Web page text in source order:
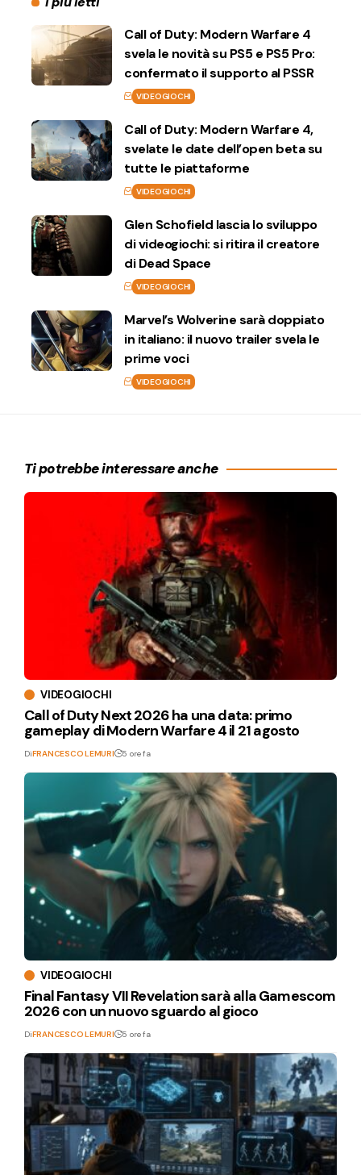
Call of Duty: Modern Warfare 4
svela le novità su PS5 e PS5 Pro:
confermato il supporto al PSSR
VIDEOGIOCHI
Call of Duty: Modern Warfare 4,
svelate le date dell’open beta su
tutte le piattaforme
VIDEOGIOCHI
Glen Schofield lascia lo sviluppo
di videogiochi: si ritira il creatore
di Dead Space
VIDEOGIOCHI
Marvel’s Wolverine sarà doppiato
in italiano: il nuovo trailer svela le
prime voci
VIDEOGIOCHI
Ti potrebbe interessare anche
VIDEOGIOCHI
Call of Duty Next 2026 ha una data: primo
gameplay di Modern Warfare 4 il 21 agosto
DiFRANCESCO LEMURI 5 ore fa
VIDEOGIOCHI
Final Fantasy VII Revelation sarà alla Gamescom
2026 con un nuovo sguardo al gioco
DiFRANCESCO LEMURI 5 ore fa